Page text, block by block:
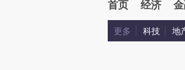
首页 经济
更多 科技 地